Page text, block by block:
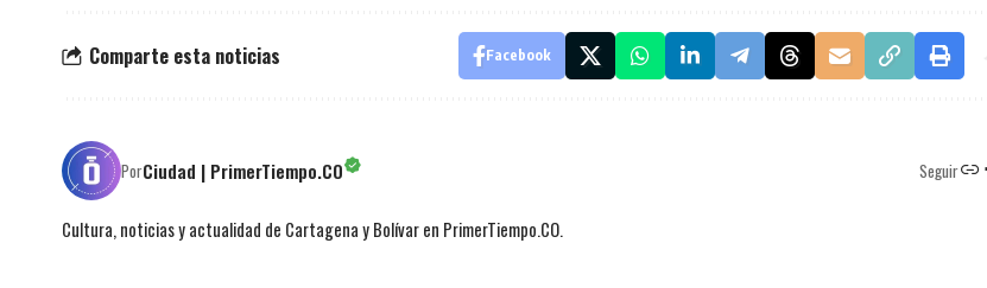
Comparte esta noticias Facebook
PorCiudad | PrimerTiempo.CO Seguir
Cultura, noticias y actualidad de Cartagena y Bolívar en PrimerTiempo.CO.